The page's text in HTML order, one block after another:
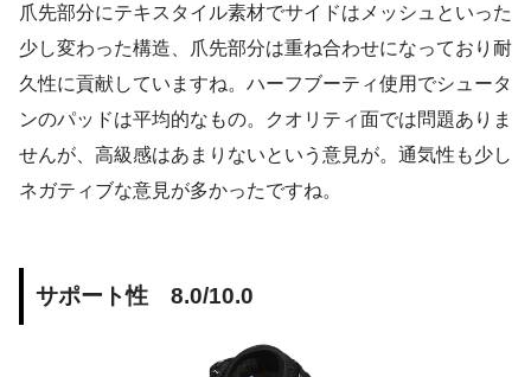
爪先部分にテキスタイル素材でサイドはメッシュといった
少し変わった構造、爪先部分は重ね合わせになっており耐
久性に貢献していますね。ハーフブーティ使用でシュータ
ンのパッドは平均的なもの。クオリティ面では問題ありま
せんが、高級感はあまりないという意見が。通気性も少し
ネガティブな意見が多かったですね。
サポート性 8.0/10.0